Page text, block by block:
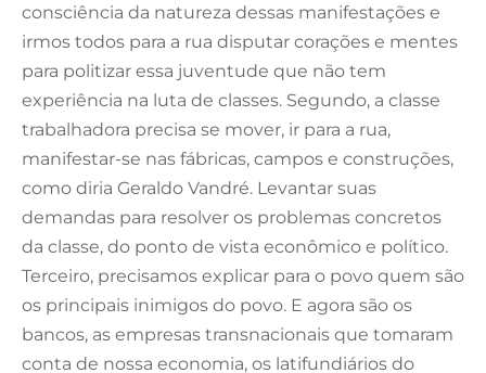
consciência da natureza dessas manifestações e
irmos todos para a rua disputar corações e mentes
para politizar essa juventude que não tem
experiência na luta de classes. Segundo, a classe
trabalhadora precisa se mover, ir para a rua,
manifestar-se nas fábricas, campos e construções,
como diria Geraldo Vandré. Levantar suas
demandas para resolver os problemas concretos
da classe, do ponto de vista econômico e político.
Terceiro, precisamos explicar para o povo quem são
os principais inimigos do povo. E agora são os
bancos, as empresas transnacionais que tomaram
conta de nossa economia, os latifundiários do